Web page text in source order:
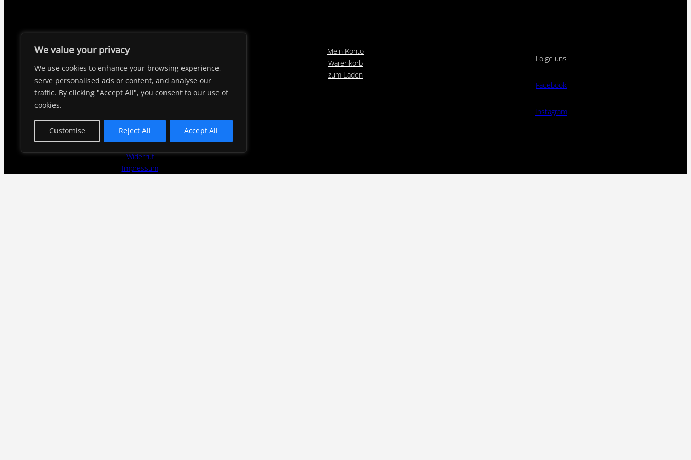
We value your privacy
We use cookies to enhance your browsing experience,
serve personalised ads or content, and analyse our
traffic. By clicking "Accept All", you consent to our use of
cookies.
Customise Reject All Accept All
Amalienstrasse 58A,
86633, Neuburg an der Donau
Deutschland
Datenschutzerklärung
Versand & Lieferung
Zahlungsweisen
Widerruf
Impressum
Mein Konto
Warenkorb
zum Laden
Folge uns
Facebook
Instagram